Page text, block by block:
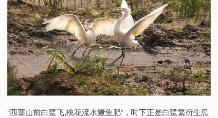
“西塞山前白鹭飞,桃花流水鳜鱼肥”，时下正是白鹭繁衍生息